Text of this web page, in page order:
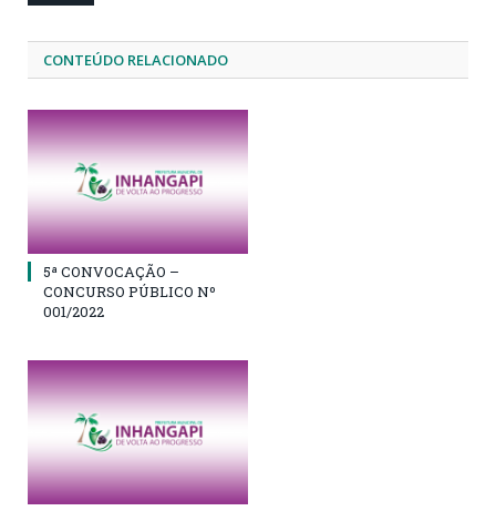
CONTEÚDO RELACIONADO
5ª CONVOCAÇÃO –
CONCURSO PÚBLICO Nº
001/2022